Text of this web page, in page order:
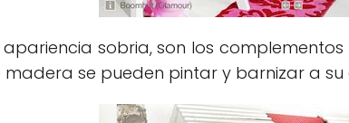
sobria, son los
madera se pueden pintar y barnizar a su